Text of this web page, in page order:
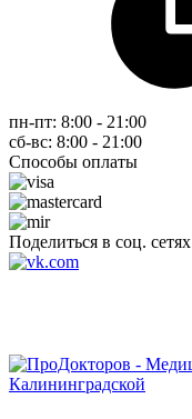
пн-пт: 8:00 - 21:00
сб-вс: 8:00 - 21:00
Способы оплаты
Поделиться в соц. сетях